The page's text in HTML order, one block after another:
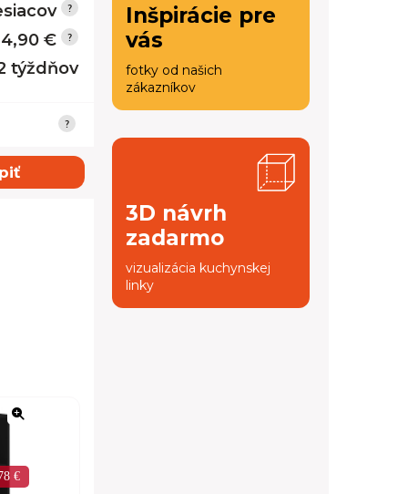
€
týždňov
€
Inšpirácie pre
vás
fotky od našich
zákazníkov
3D návrh
zadarmo
vizualizácia kuchynskej
linky